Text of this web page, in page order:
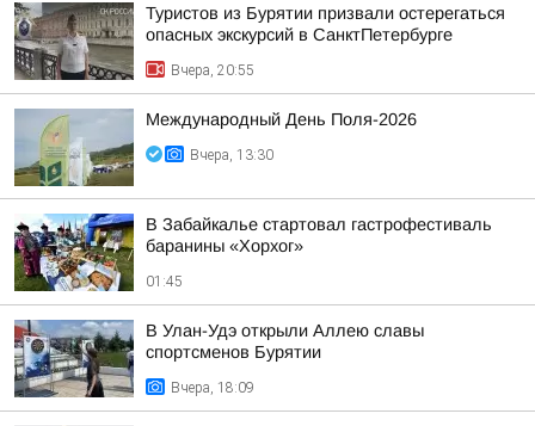
Туристов из Бурятии призвали остерегаться
опасных экскурсий в СанктПетербурге
Вчера, 20:55
Международный День Поля-2026
Вчера, 13:30
В Забайкалье стартовал гастрофестиваль
баранины «Хорхог»
01:45
В Улан-Удэ открыли Аллею славы
спортсменов Бурятии
Вчера, 18:09